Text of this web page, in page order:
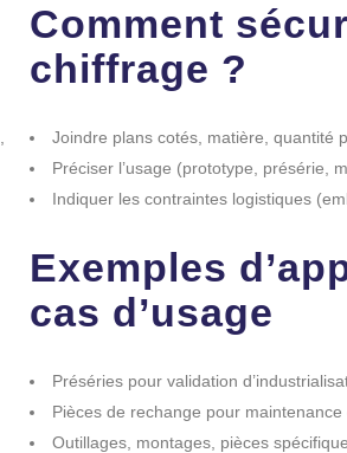
Comment
chiffrage ?
Joindre plans cotés, matière, quantité
Préciser l’usage (prototype, présérie,
Indiquer les contraintes logistiques
Exemples
cas d’usage
Préséries pour validation
Pièces de rechange pour maintenance
Outillages, montages, pièces